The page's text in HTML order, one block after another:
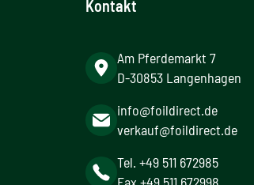
Kontakt
Am Pferdemarkt 7
D-30853 Langenhagen
info@foildirect.de
verkauf@foildirect.de
Tel. +49 511 672985